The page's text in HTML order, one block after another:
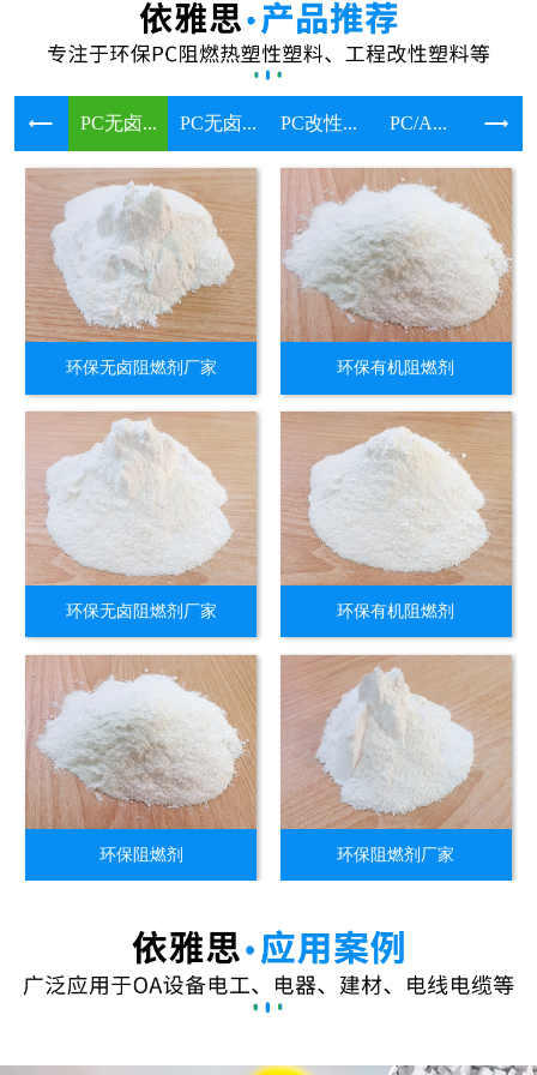
PC无卤... PC无卤... PC改性... PC/A... 溴系
环保无卤阻燃剂厂家 环保有机阻燃剂
环保无卤阻燃剂厂家 环保有机阻燃剂
环保阻燃剂 环保阻燃剂厂家